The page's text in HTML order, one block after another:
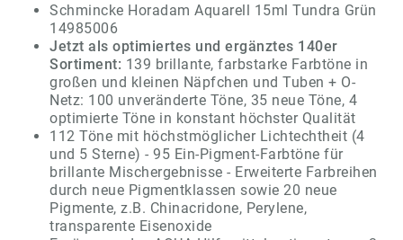
Schmincke Horadam Aquarell 15ml Tundra Grün
14985006
Jetzt als optimiertes und ergänztes 140er
Sortiment: 139 brillante, farbstarke Farbtöne in
großen und kleinen Näpfchen und Tuben + O-
Netz: 100 unveränderte Töne, 35 neue Töne, 4
optimierte Töne in konstant höchster Qualität
112 Töne mit höchstmöglicher Lichtechtheit (4
und 5 Sterne) - 95 Ein-Pigment-Farbtöne für
brillante Mischergebnisse - Erweiterte Farbreihen
durch neue Pigmentklassen sowie 20 neue
Pigmente, z.B. Chinacridone, Perylene,
transparente Eisenoxide